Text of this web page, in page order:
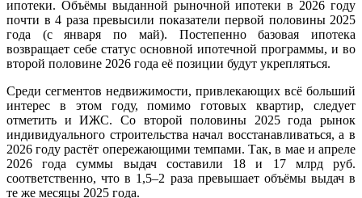
ипотеки. Объёмы выданной рыночной ипотеки в 2026 году
почти в 4 раза превысили показатели первой половины 2025
года (с января по май). Постепенно базовая ипотека
возвращает себе статус основной ипотечной программы, и во
второй половине 2026 года её позиции будут укрепляться.
Среди сегментов недвижимости, привлекающих всё больший
интерес в этом году, помимо готовых квартир, следует
отметить и ИЖС. Со второй половины 2025 года рынок
индивидуального строительства начал восстанавливаться, а в
2026 году растёт опережающими темпами. Так, в мае и апреле
2026 года суммы выдач составили 18 и 17 млрд руб.
соответственно, что в 1,5–2 раза превышает объёмы выдач в
те же месяцы 2025 года.